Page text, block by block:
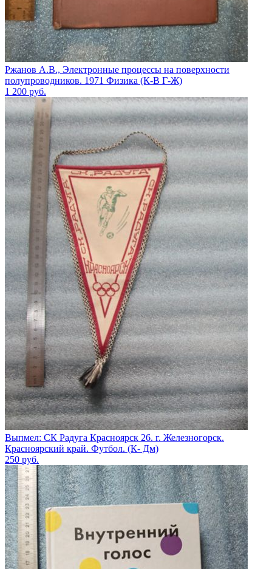
Ржанов А.В., Электронные процессы на поверхности
полупроводников. 1971 Физика (К-В Г-Ж)
1 200 руб.
Выпмел: СК Радуга Красноярск 26. г. Железногорск.
Красноярский край. Футбол. (К- Дм)
250 руб.